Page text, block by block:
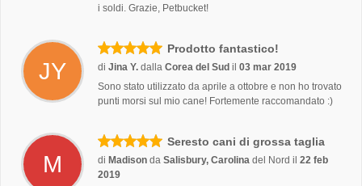
i soldi. Grazie, Petbucket!
JY
Prodotto fantastico!
di Jina Y. dalla Corea del Sud il 03 mar 2019
Sono stato utilizzato da aprile a ottobre e non ho trovato
punti morsi sul mio cane! Fortemente raccomandato :)
M
Seresto cani di grossa taglia
di Madison da Salisbury, Carolina del Nord il 22 feb
2019